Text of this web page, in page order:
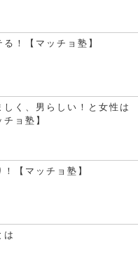
！【マッチョ塾】
く、男らしい！と女性は
ョ塾】
【マッチョ塾】
は